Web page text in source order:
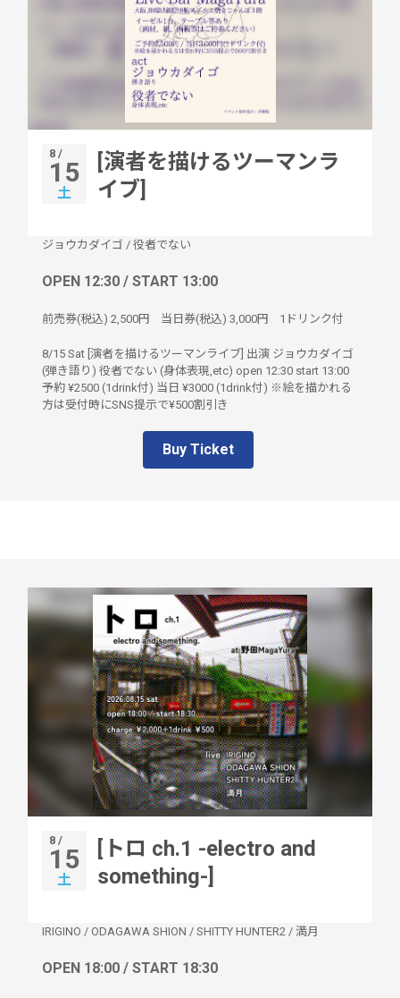
8 /
15
土
[演者を描けるツーマンラ
イブ]
ジョウカダイゴ / 役者でない
OPEN 12:30 / START 13:00
前売券(税込) 2,500円 当日券(税込) 3,000円 1ドリンク付
8/15 Sat [演者を描けるツーマンライブ] 出演 ジョウカダイゴ
(弾き語り) 役者でない (身体表現,etc) open 12:30 start 13:00
予約 ¥2500 (1drink付) 当日 ¥3000 (1drink付) ※絵を描かれる
方は受付時にSNS提示で¥500割引き
Buy Ticket
8 /
15
土
[トロ ch.1 -electro and
something-]
IRIGINO / ODAGAWA SHION / SHITTY HUNTER2 / 満月
OPEN 18:00 / START 18:30